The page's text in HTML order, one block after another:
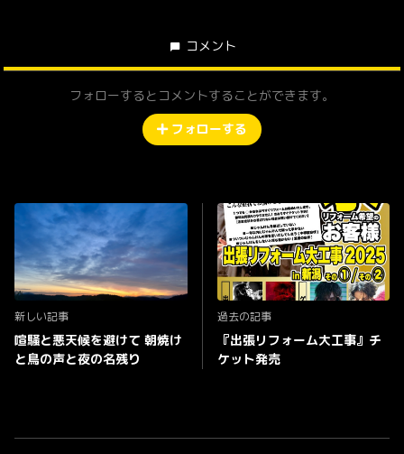
コメント
フォローするとコメントすることができます。
フォローする
新しい記事
喧騒と悪天候を避けて 朝焼け
と鳥の声と夜の名残り
過去の記事
『出張リフォーム大工事』チ
ケット発売